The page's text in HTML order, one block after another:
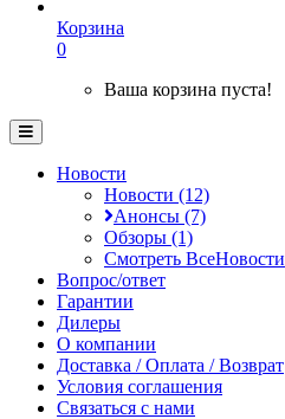
Корзина
0
Ваша корзина пуста!
Новости
Новости (12)
Анонсы (7)
Обзоры (1)
Смотреть ВсеНовости
Вопрос/ответ
Гарантии
Дилеры
О компании
Доставка / Оплата / Возврат
Условия соглашения
Связаться с нами